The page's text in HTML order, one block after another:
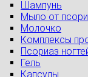
Шампунь
Мыло от
Молочко
Комплексы
Псориаз
Гель
Капсулы